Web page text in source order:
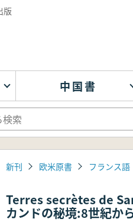
版
中国書
新刊 欧米原書 フランス語
Terres secrètes de
カンドの秘境:8世紀か